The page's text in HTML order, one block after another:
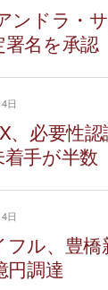
ンドラ・
名を承認
日
、必要性
手が半数
日
フル、豊橋
円調達